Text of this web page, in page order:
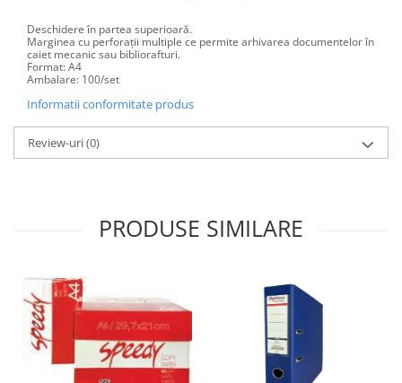
Deschidere în partea superioară.
Marginea cu perforații multiple ce permite arhivarea documentelor în
caiet mecanic sau bibliorafturi.
Format: A4
Ambalare: 100/set
Informatii conformitate produs
Review-uri(0)
PRODUSE SIMILARE